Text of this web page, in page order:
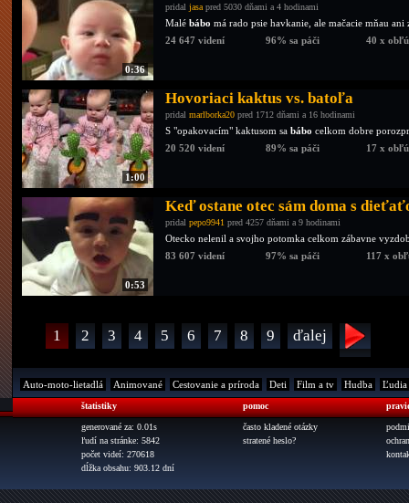
0:36
pridal jasa pred 5030 dňami a 4 hodinami
Malé bábo má rado psie havkanie, ale mačacie mňau ani
24 647 videní
96% sa páči 40 x
1:00
Hovoriaci kaktus vs. batoľa
pridal marlborka20 pred 1712 dňami a 16 hodinami
S "opakovacím" kaktusom sa bábo celkom dobre
20 520 videní
89% sa páči 17 x
0:53
Keď ostane otec sám doma s
pridal pepo9941 pred 4257 dňami a 9 hodinami
Otecko nelenil a svojho potomka celkom zábavne
83 607 videní
97% sa páči 117 x
1 2 3 4 5 6 7 8 9 ďalej
Auto-moto-lietadlá Animované Cestovanie a príroda Deti Film a tv Hudba Ľudia
štatistiky
generované za: 0.01s
ľudí na stránke: 5842
počet videí: 270618
dĺžka obsahu: 903.12 dní
pomoc
často kladené otázky
stratené heslo?